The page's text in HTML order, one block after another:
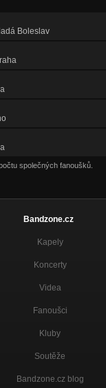
Boleslav
společných fanoušků.
Bandzone.cz
Kapely
Koncerty
Videa
Fanoušci
Kluby
Soutěže
Bandzone.cz blog